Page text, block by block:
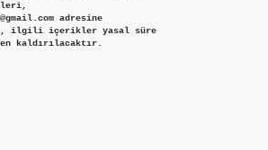
adresine
ilgili içerikler yasal süre
kaldırılacaktır.